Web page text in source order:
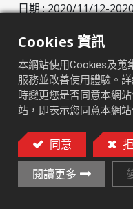
日期 : 2020/11/12-
攤位號碼 : 1091
Link:http://
最新消息
Cookies 資訊
本網站使用Cookies及蒐
服務並改善使用體驗。
時變更您是否同意本網
站，即表示您同意本網站
同意
閱讀更多